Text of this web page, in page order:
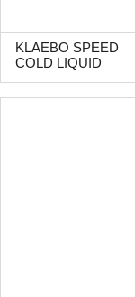
KLAEBO SPEED
COLD LIQUID